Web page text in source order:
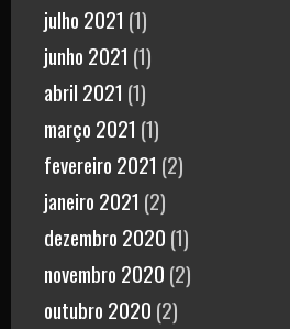
julho 2021 (1)
junho 2021 (1)
abril 2021 (1)
março 2021 (1)
fevereiro 2021 (2)
janeiro 2021 (2)
dezembro 2020 (1)
novembro 2020 (2)
outubro 2020 (2)